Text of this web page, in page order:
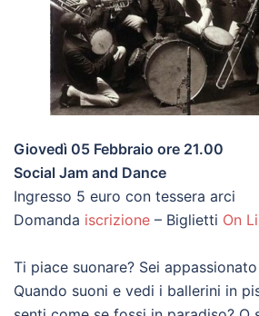
Giovedì 05 Febbraio ore 21.00
Social Jam and Dance
Ingresso 5 euro con tessera arci
Domanda iscrizione – Biglietti On
Ti piace suonare? Sei
Quando suoni e vedi i ballerini in